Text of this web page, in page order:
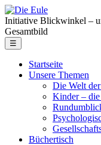
Skip
to
the
content
Die
Eule
Initiative Blickwinkel –
Gesamtbild
☰
Startseite
Unsere Themen
Die Welt
Kinder –
Büchertisch